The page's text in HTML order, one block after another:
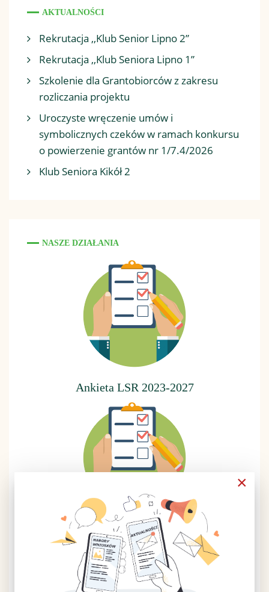
AKTUALNOŚCI
Rekrutacja ,,Klub Senior Lipno 2”
Rekrutacja ,,Klub Seniora Lipno 1”
Szkolenie dla Grantobiorców z zakresu
rozliczania projektu
Uroczyste wręczenie umów i
symbolicznych czeków w ramach konkursu
o powierzenie grantów nr 1/7.4/2026
Klub Seniora Kikół 2
NASZE DZIAŁANIA
Ankieta LSR 2023-2027
Ankieta LSR 2014-2020
×